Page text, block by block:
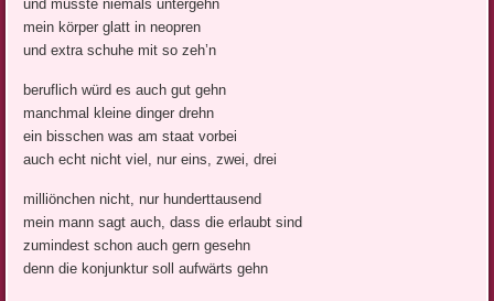
und müsste niemals untergehn
mein körper glatt in neopren
und extra schuhe mit so zeh’n
beruflich würd es auch gut gehn
manchmal kleine dinger drehn
ein bisschen was am staat vorbei
auch echt nicht viel, nur eins, zwei, drei
milliönchen nicht, nur hunderttausend
mein mann sagt auch, dass die erlaubt sind
zumindest schon auch gern gesehn
denn die konjunktur soll aufwärts gehn